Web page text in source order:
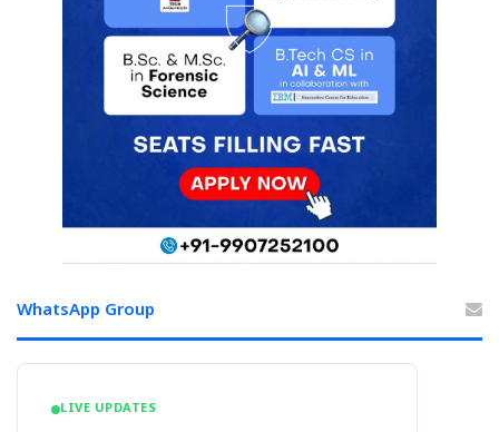
WhatsApp Group
LIVE UPDATES